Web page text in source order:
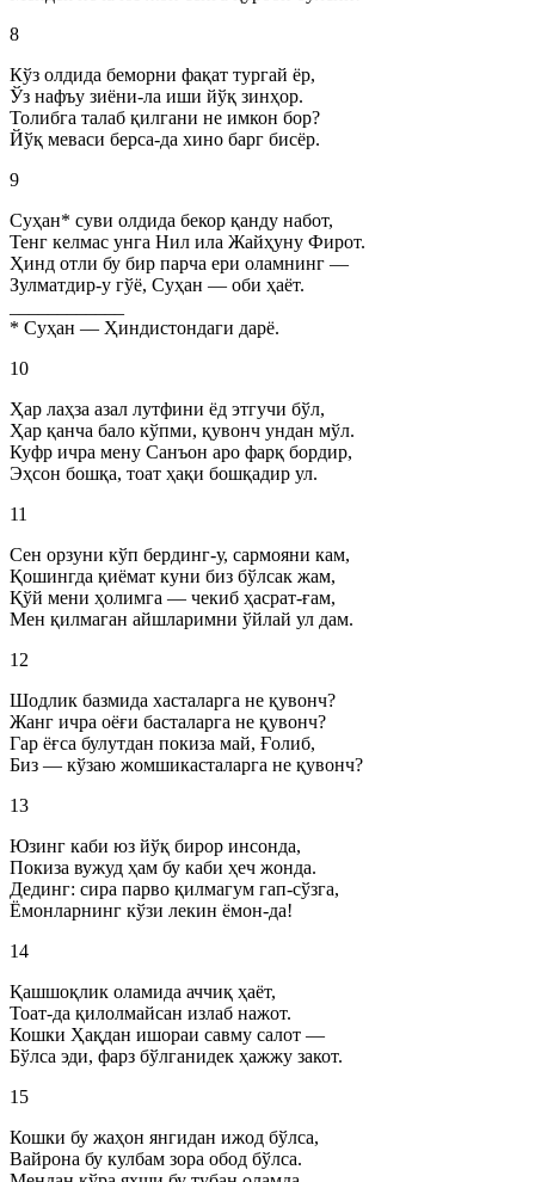
8
Кўз олдида беморни фақат тургай ёр,
Ўз нафъу зиёни-ла иши йўқ зинҳор.
Толибга талаб қилгани не имкон бор?
Йўқ меваси берса-да хино барг бисёр.
9
Суҳан* суви олдида бекор қанду набот,
Тенг келмас унга Нил ила Жайҳуну Фирот.
Ҳинд отли бу бир парча ери оламнинг —
Зулматдир-у гўё, Суҳан — оби ҳаёт.
* Суҳан — Ҳиндистондаги дарё.
10
Ҳар лаҳза азал лутфини ёд этгучи бўл,
Ҳар қанча бало кўпми, қувонч ундан мўл.
Куфр ичра мену Санъон аро фарқ бордир,
Эҳсон бошқа, тоат ҳақи бошқадир ул.
11
Сен орзуни кўп бердинг-у, сармояни кам,
Қошингда қиёмат куни биз бўлсак жам,
Қўй мени ҳолимга — чекиб ҳасрат-ғам,
Мен қилмаган айшларимни ўйлай ул дам.
12
Шодлик базмида хасталарга не қувонч?
Жанг ичра оёғи басталарга не қувонч?
Гар ёғса булутдан покиза май, Ғолиб,
Биз — кўзаю жомшикасталарга не қувонч?
13
Юзинг каби юз йўқ бирор инсонда,
Покиза вужуд ҳам бу каби ҳеч жонда.
Дединг: сира парво қилмагум гап-сўзга,
Ёмонларнинг кўзи лекин ёмон-да!
14
Қашшоқлик оламида аччиқ ҳаёт,
Тоат-да қилолмайсан излаб нажот.
Кошки Ҳақдан ишораи савму салот —
Бўлса эди, фарз бўлганидек ҳажжу закот.
15
Кошки бу жаҳон янгидан ижод бўлса,
Вайрона бу кулбам зора обод бўлса.